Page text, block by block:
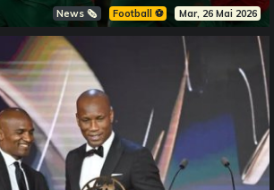
News 🗞️ Football ⚽️ Mar, 26 Mai 2026